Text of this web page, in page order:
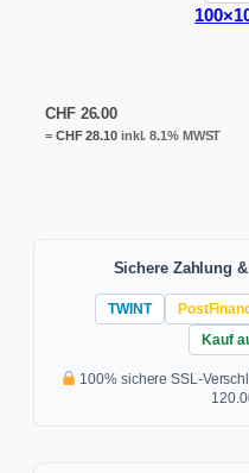
CHF26.00
= CHF28.10inkl. 8.1% MWST
Sichere Zahlung
TWINT
Kauf
100% sichere SSL-